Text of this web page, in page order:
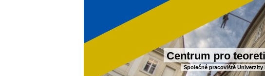
Centrum pro
Společné pracoviště Univerzity